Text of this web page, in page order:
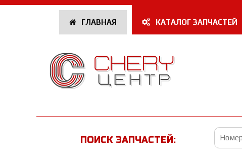
ГЛАВНАЯ КАТАЛОГ ЗАПЧАСТЕЙ
ПОИСК ЗАПЧАСТЕЙ: